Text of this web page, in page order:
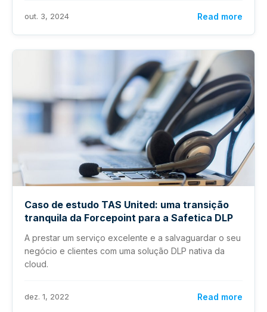
out. 3, 2024 Read more
Caso de estudo TAS United: uma transição
tranquila da Forcepoint para a Safetica DLP
A prestar um serviço excelente e a salvaguardar o seu
negócio e clientes com uma solução DLP nativa da
cloud.
dez. 1, 2022 Read more